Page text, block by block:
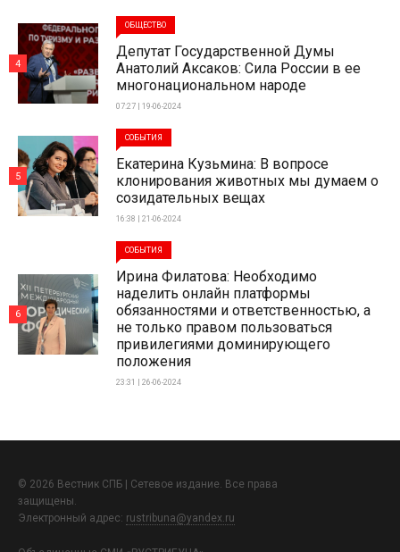
ОБЩЕСТВО
Депутат Государственной Думы
Анатолий Аксаков: Сила России в ее
многонациональном народе
07:27 | 19-06-2024
4
СОБЫТИЯ
Екатерина Кузьмина: В вопросе
клонирования животных мы думаем о
созидательных вещах
16:38 | 21-06-2024
5
СОБЫТИЯ
Ирина Филатова: Необходимо
наделить онлайн платформы
обязанностями и ответственностью, а
не только правом пользоваться
привилегиями доминирующего
положения
23:31 | 26-06-2024
6
© 2026 Вестник СПБ | Сетевое издание. Все права
защищены.
Электронный адрес: rustribuna@yandex.ru